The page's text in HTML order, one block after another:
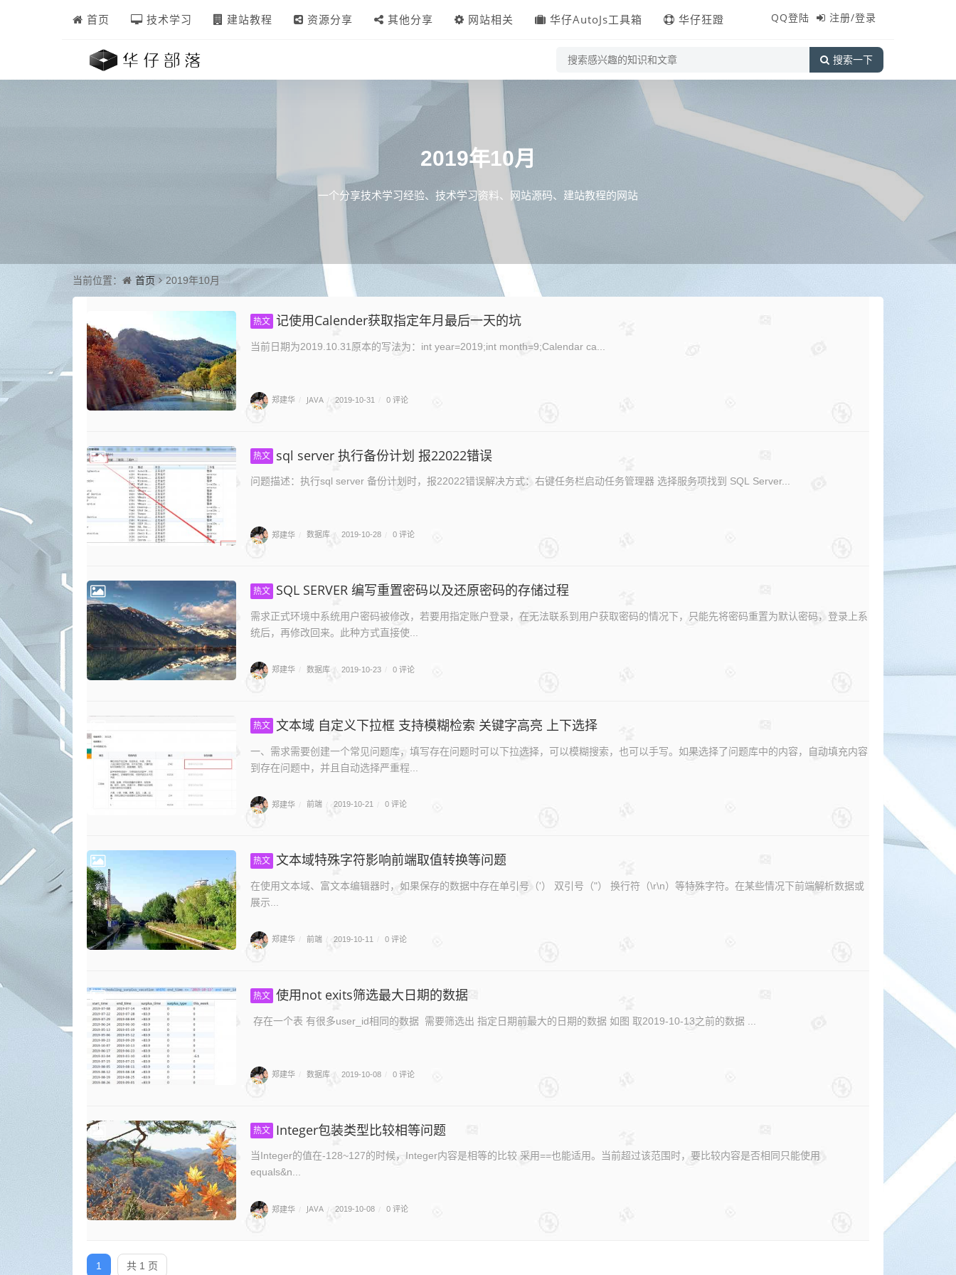
首页 技术学习 建站教程 资源分享 其他分享 网站相关 华仔AutoJs工具箱 华仔狂蹬 QQ登陆 注册/登录
搜索一下
2019年10月
一个分享技术学习经验、技术学习资料、网站源码、建站教程的网站
当前位置： 首页 2019年10月
热文 记使用Calender获取指定年月最后一天的坑
当前日期为2019.10.31原本的写法为：int year=2019;int month=9;Calendar ca...
郑建华 JAVA 2019-10-31 0 评论
热文 sql server 执行备份计划 报22022错误
问题描述：执行sql server 备份计划时，报22022错误解决方式：右键任务栏启动任务管理器 选择服务项找到 SQL Server...
郑建华 数据库 2019-10-28 0 评论
热文 SQL SERVER 编写重置密码以及还原密码的存储过程
需求正式环境中系统用户密码被修改，若要用指定账户登录，在无法联系到用户获取密码的情况下，只能先将密码重置为默认密码，登录上系
统后，再修改回来。此种方式直接使...
郑建华 数据库 2019-10-23 0 评论
热文 文本域 自定义下拉框 支持模糊检索 关键字高亮 上下选择
一、需求需要创建一个常见问题库，填写存在问题时可以下拉选择，可以模糊搜索，也可以手写。如果选择了问题库中的内容，自动填充内容
到存在问题中，并且自动选择严重程...
郑建华 前端 / 2019-10-21 0 评论
热文 文本域特殊字符影响前端取值转换等问题
在使用文本域、富文本编辑器时，如果保存的数据中存在单引号（'） 双引号（"） 换行符（\r\n）等特殊字符。在某些情况下前端解析数据或
展示...
郑建华 前端 / 2019-10-11 0 评论
热文 使用not exits筛选最大日期的数据
存在一个表 有很多user_id相同的数据 需要筛选出 指定日期前最大的日期的数据 如图 取2019-10-13之前的数据 ...
郑建华 数据库 2019-10-08 0 评论
热文 Integer包装类型比较相等问题
当Integer的值在-128~127的时候，Integer内容是相等的比较 采用==也能适用。当前超过该范围时，要比较内容是否相同只能使用
equals&n...
郑建华 JAVA 2019-10-08 0 评论
1 共 1 页